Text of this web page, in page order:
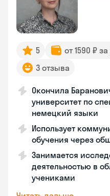
5 от 1590 ₽
3 отзыва
Окончила
университет по
немецкий языки
Использует
обучения через
Занимается
деятельностью в
учениками